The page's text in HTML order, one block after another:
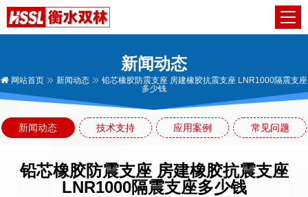
新闻动态
网站首页 新闻动态
铅芯橡胶防震支座 房建橡胶抗震支座 LNR1000隔震支座
多少钱
新闻动态 技术支持 应用案例 常见问题
铅芯橡胶防震支座 房建橡胶抗震支座
LNR1000隔震支座多少钱